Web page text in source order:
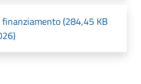
(284,45 KB